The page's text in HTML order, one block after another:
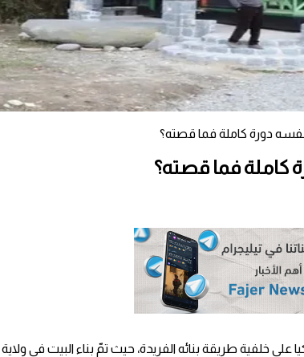
دورة كاملة فما قصته؟
كاملة فما قصته؟
طريقة بنائه الفريدة، حيث تمّ بناء البيت في ولاية ريزا